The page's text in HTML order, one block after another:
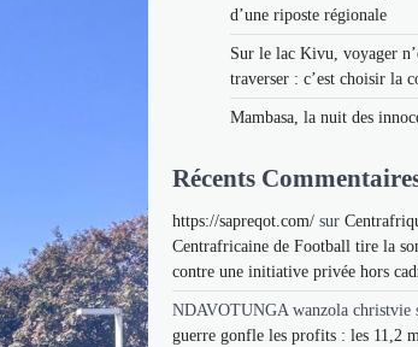
d’une riposte régionale
Sur le lac Kivu, voyager
traverser : c’est choisir la
Mambasa, la nuit des
Récents
https://sapreqot.com/ sur
Centrafricaine de Football tire la
contre une initiative privée hors
NDAVOTUNGA wanzola christvie
guerre gonfle les profits : les 11,2